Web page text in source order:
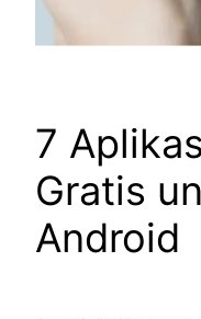
7
Gratis
Android